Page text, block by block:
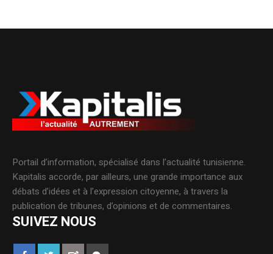
Portail d’information, spécialisé dans l’actualité tunisienne.
Kapitalis accorde, par ailleurs, une grande importance aux
débats d’idées et à l’expression citoyenne, à travers la
publication de tribunes, d’opinions et de commentaires.
SUIVEZ NOUS